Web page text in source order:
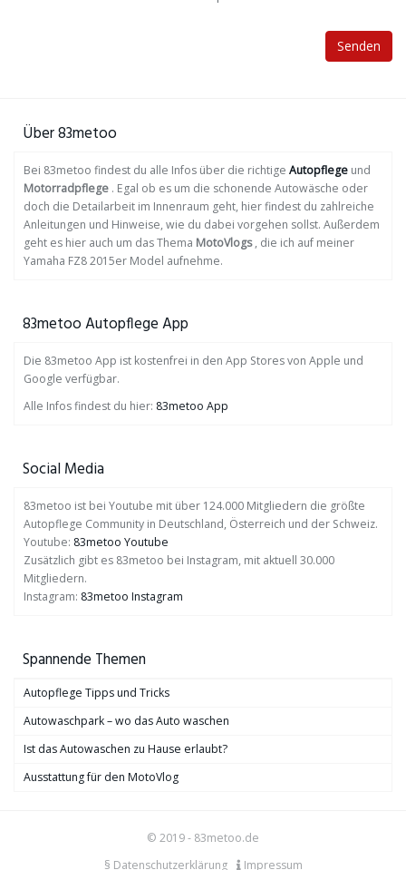
Über 83metoo
Bei 83metoo findest du alle Infos über die richtige Autopflege und
Motorradpflege . Egal ob es um die schonende Autowäsche oder
doch die Detailarbeit im Innenraum geht, hier findest du zahlreiche
Anleitungen und Hinweise, wie du dabei vorgehen sollst. Außerdem
geht es hier auch um das Thema MotoVlogs, die ich auf meiner
Yamaha FZ8 2015er Model aufnehme.
83metoo Autopflege App
Die 83metoo App ist kostenfrei in den App Stores von Apple und
Google verfügbar.
Alle Infos findest du hier: 83metoo App
Social Media
83metoo ist bei Youtube mit über 124.000 Mitgliedern die größte
Autopflege Community in Deutschland, Österreich und der Schweiz.
Youtube: 83metoo Youtube
Zusätzlich gibt es 83metoo bei Instagram, mit aktuell 30.000
Mitgliedern.
Instagram: 83metoo Instagram
Spannende Themen
Autopflege Tipps und Tricks
Autowaschpark – wo das Auto waschen
Ist das Autowaschen zu Hause erlaubt?
Ausstattung für den MotoVlog
© 2019 - 83metoo.de
§ Datenschutzerklärung
Impressum